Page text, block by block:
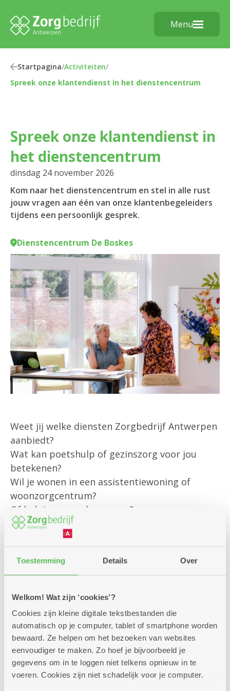
Toestemming Details Over
Welkom! Wat zijn ‘cookies’?
Cookies zijn kleine digitale tekstbestanden die
automatisch op je computer, tablet of smartphone worden
bewaard. Ze helpen om het bezoeken van websites
eenvoudiger te maken. Zo hoef je bijvoorbeeld je
gegevens om in te loggen niet telkens opnieuw in te
voeren. Cookies zijn niet schadelijk voor je computer.
Menu
Startpagina/Activiteiten/
Spreek onze klantendienst in het dienstencentrum
Spreek onze klantendienst in
het dienstencentrum
dinsdag 24 november 2026
Kom naar het dienstencentrum en stel in alle rust
jouw vragen aan één van onze klantenbegeleiders
tijdens een persoonlijk gesprek.
Dienstencentrum De Boskes
Weet jij welke diensten Zorgbedrijf Antwerpen
aanbiedt?
Wat kan poetshulp of gezinszorg voor jou
betekenen?
Wil je wonen in een assistentiewoning of
woonzorgcentrum?
Of heb je een andere vraag?
Onze klantenbegeleider is er om jou
persoonlijk te helpen met al jouw vragen rond
bestaande diensten
en om je te informeren over alle
mogelijkheden die we aanbieden.
Kom gerust langs – we helpen je graag verder!
Zitdagen klantendienst